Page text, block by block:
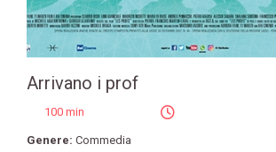
Arrivano i prof
100 min
Genere: Commedia